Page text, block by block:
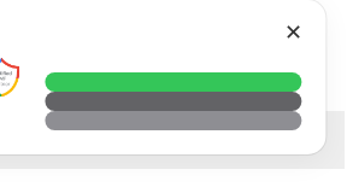
科技. 生活. 攝影.
✕